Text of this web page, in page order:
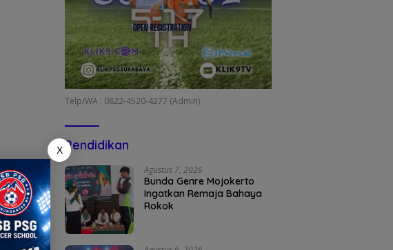
Telp/WA : 0822-4520-4277 (Admin)
Pendidikan
Agustus 7, 2026
Bunda Genre Mojokerto
Ingatkan Remaja Bahaya
Rokok
X